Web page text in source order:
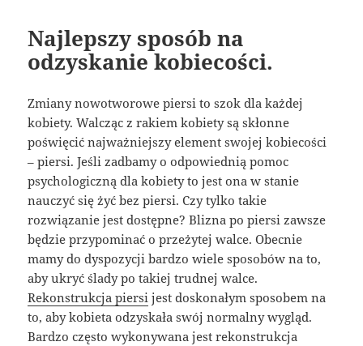
Najlepszy sposób na
odzyskanie kobiecości.
Zmiany nowotworowe piersi to szok dla każdej
kobiety. Walcząc z rakiem kobiety są skłonne
poświęcić najważniejszy element swojej kobiecości
– piersi. Jeśli zadbamy o odpowiednią pomoc
psychologiczną dla kobiety to jest ona w stanie
nauczyć się żyć bez piersi. Czy tylko takie
rozwiązanie jest dostępne? Blizna po piersi zawsze
będzie przypominać o przeżytej walce. Obecnie
mamy do dyspozycji bardzo wiele sposobów na to,
aby ukryć ślady po takiej trudnej walce.
Rekonstrukcja piersi jest doskonałym sposobem na
to, aby kobieta odzyskała swój normalny wygląd.
Bardzo często wykonywana jest rekonstrukcja